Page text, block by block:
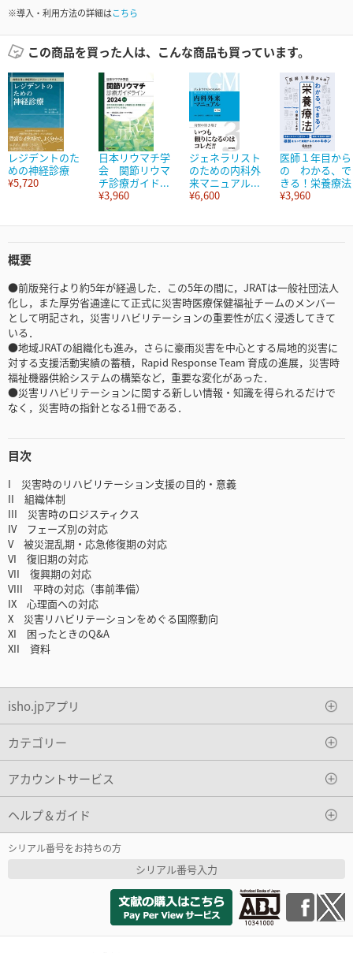
※導入・利用方法の詳細はこちら
この商品を買った人は、こんな商品も買っています。
レジデントのた
めの神経診療
¥5,720
日本リウマチ学
会 関節リウマ
チ診療ガイド...
¥3,960
ジェネラリスト
のための内科外
来マニュアル...
¥6,600
医師１年目から
の わかる、で
きる！栄養療法
¥3,960
概要
●前版発行より約5年が経過した．この5年の間に，JRATは一般社団法人
化し，また厚労省通達にて正式に災害時医療保健福祉チームのメンバー
として明記され，災害リハビリテーションの重要性が広く浸透してきて
いる．
●地域JRATの組織化も進み，さらに豪雨災害を中心とする局地的災害に
対する支援活動実績の蓄積，Rapid Response Team 育成の進展，災害時
福祉機器供給システムの構築など，重要な変化があった．
●災害リハビリテーションに関する新しい情報・知識を得られるだけで
なく，災害時の指針となる1冊である．
目次
I 災害時のリハビリテーション支援の目的・意義
II 組織体制
III 災害時のロジスティクス
IV フェーズ別の対応
V 被災混乱期・応急修復期の対応
VI 復旧期の対応
VII 復興期の対応
VIII 平時の対応（事前準備）
IX 心理面への対応
X 災害リハビリテーションをめぐる国際動向
XI 困ったときのQ&A
XII 資料
isho.jpアプリ
カテゴリー
アカウントサービス
ヘルプ＆ガイド
シリアル番号をお持ちの方
シリアル番号入力